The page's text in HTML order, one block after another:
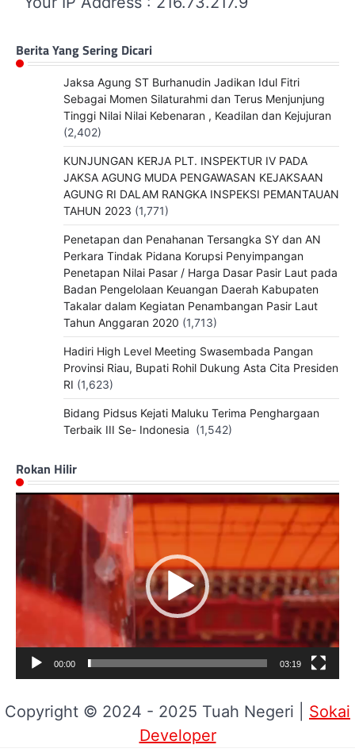
Berita Yang Sering Dicari
Jaksa Agung ST Burhanudin Jadikan Idul Fitri
Sebagai Momen Silaturahmi dan Terus Menjunjung
Tinggi Nilai Nilai Kebenaran , Keadilan dan Kejujuran
(2,402)
KUNJUNGAN KERJA PLT. INSPEKTUR IV PADA
JAKSA AGUNG MUDA PENGAWASAN KEJAKSAAN
AGUNG RI DALAM RANGKA INSPEKSI PEMANTAUAN
TAHUN 2023 (1,771)
Penetapan dan Penahanan Tersangka SY dan AN
Perkara Tindak Pidana Korupsi Penyimpangan
Penetapan Nilai Pasar / Harga Dasar Pasir Laut pada
Badan Pengelolaan Keuangan Daerah Kabupaten
Takalar dalam Kegiatan Penambangan Pasir Laut
Tahun Anggaran 2020 (1,713)
Hadiri High Level Meeting Swasembada Pangan
Provinsi Riau, Bupati Rohil Dukung Asta Cita Presiden
RI (1,623)
Bidang Pidsus Kejati Maluku Terima Penghargaan
Terbaik III Se- Indonesia (1,542)
Rokan Hilir
Pemutar
00:00 03:19
Copyright © 2024 - 2025 Tuah Negeri | Sokai
Developer